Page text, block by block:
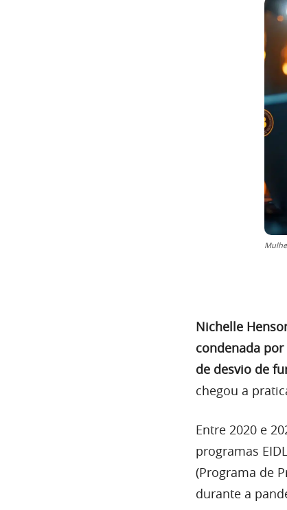
Nichelle
condenada
de desvio de
chegou a
Entre 2020 e
programas
(Programa de
durante a